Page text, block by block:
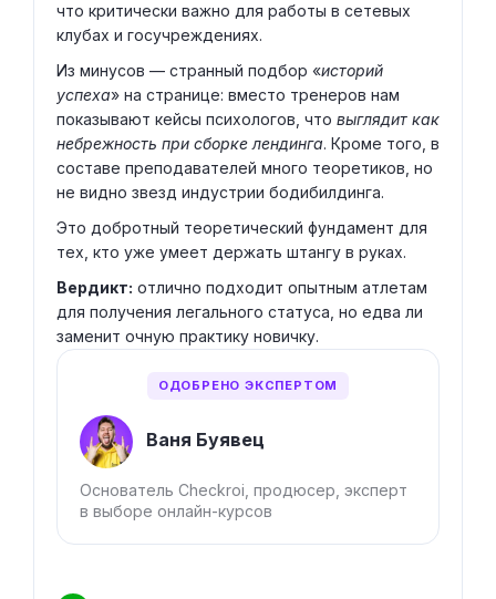
что критически важно для работы в сетевых
клубах и госучреждениях.
Из минусов — странный подбор «историй
успеха» на странице: вместо тренеров нам
показывают кейсы психологов, что выглядит как
небрежность при сборке лендинга. Кроме того, в
составе преподавателей много теоретиков, но
не видно звезд индустрии бодибилдинга.
Это добротный теоретический фундамент для
тех, кто уже умеет держать штангу в руках.
Вердикт: отлично подходит опытным атлетам
для получения легального статуса, но едва ли
заменит очную практику новичку.
ОДОБРЕНО ЭКСПЕРТОМ
Ваня Буявец
Основатель Checkroi, продюсер, эксперт
в выборе онлайн-курсов